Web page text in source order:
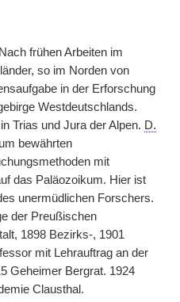
frühen Arbeiten im
so im Norden von
in der Erforschung
Westdeutschlands.
Trias und Jura der Alpen. D.
bewährten
mit
das Paläozoikum. Hier ist
unermüdlichen Forschers.
der Preußischen
1898 Bezirks-, 1901
mit Lehrauftrag an der
Geheimer Bergrat. 1924
Clausthal.